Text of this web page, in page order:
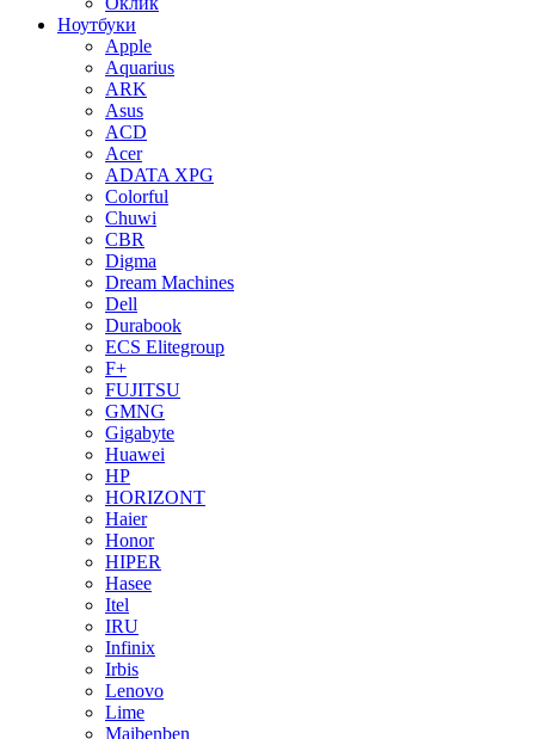
Ноутбуки
Apple
Aquarius
ARK
Asus
ACD
Acer
ADATA XPG
Colorful
Chuwi
CBR
Digma
Dream Machines
Dell
Durabook
ECS Elitegroup
F+
FUJITSU
GMNG
Gigabyte
Huawei
HP
HORIZONT
Haier
Honor
HIPER
Hasee
Itel
IRU
Infinix
Irbis
Lenovo
Lime
Maibenben